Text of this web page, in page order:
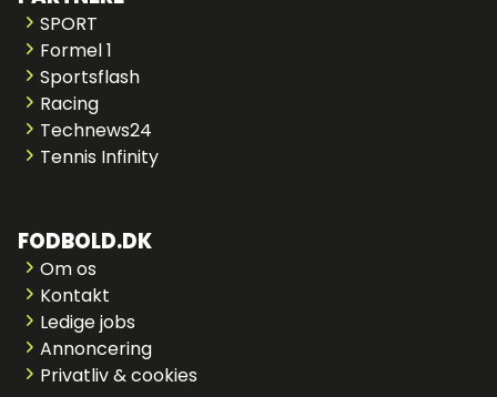
SPORT
Formel 1
Sportsflash
Racing
Technews24
Tennis Infinity
FODBOLD.DK
Om os
Kontakt
Ledige jobs
Annoncering
Privatliv & cookies